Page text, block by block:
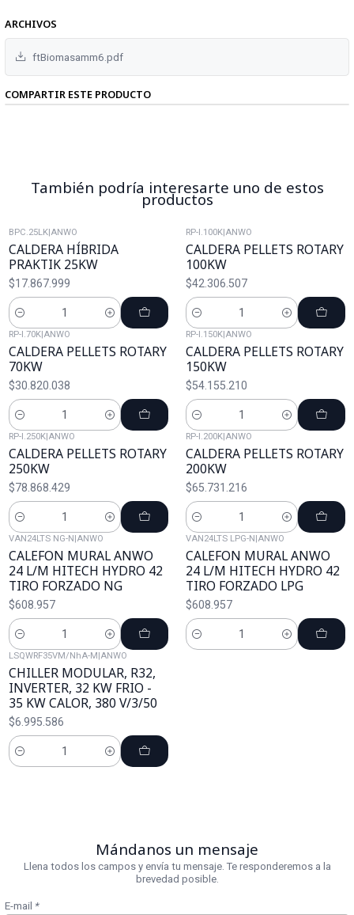
ARCHIVOS
ftBiomasamm6.pdf
COMPARTIR ESTE PRODUCTO
También podría interesarte uno de estos
productos
BPC.25LK|ANWO
CALDERA HÍBRIDA
PRAKTIK 25KW
$17.867.999
Cantidad
RP-I.100K|ANWO
CALDERA PELLETS ROTARY
100KW
$42.306.507
Cantidad
RP-I.70K|ANWO
CALDERA PELLETS ROTARY
70KW
$30.820.038
Cantidad
RP-I.150K|ANWO
CALDERA PELLETS ROTARY
150KW
$54.155.210
Cantidad
RP-I.250K|ANWO
CALDERA PELLETS ROTARY
250KW
$78.868.429
Cantidad
RP-I.200K|ANWO
CALDERA PELLETS ROTARY
200KW
$65.731.216
Cantidad
VAN24LTS NG-N|ANWO
CALEFON MURAL ANWO
24 L/M HITECH HYDRO 42
TIRO FORZADO NG
$608.957
Cantidad
VAN24LTS LPG-N|ANWO
CALEFON MURAL ANWO
24 L/M HITECH HYDRO 42
TIRO FORZADO LPG
$608.957
Cantidad
LSQWRF35VM/NhA-M|ANWO
CHILLER MODULAR, R32,
INVERTER, 32 KW FRIO -
35 KW CALOR, 380 V/3/50
$6.995.586
Cantidad
Mándanos un mensaje
Llena todos los campos y envía tu mensaje. Te responderemos a la
brevedad posible.
E-mail *